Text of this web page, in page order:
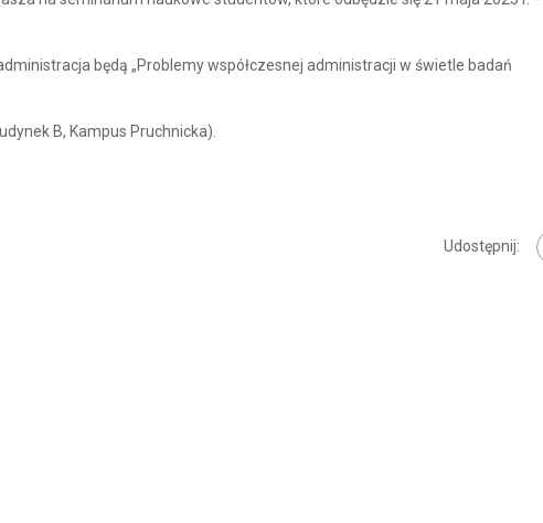
będą „Problemy współczesnej administracji w świetle badań
B, Kampus Pruchnicka).
Udostępnij: